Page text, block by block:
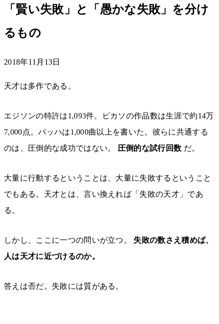
「賢い失敗」と「愚かな失敗」を分け
るもの
2018年11月13日
天才は多作である。
エジソンの特許は1,093件。ピカソの作品数は生涯で約14万
7,000点。バッハは1,000曲以上を書いた。彼らに共通する
のは、圧倒的な成功ではない。 圧倒的な試行回数 だ。
大量に行動するということは、大量に失敗するということ
でもある。天才とは、言い換えれば「失敗の天才」であ
る。
しかし、ここに一つの問いが立つ。 失敗の数さえ積めば、
人は天才に近づけるのか。
答えは否だ。失敗には質がある。